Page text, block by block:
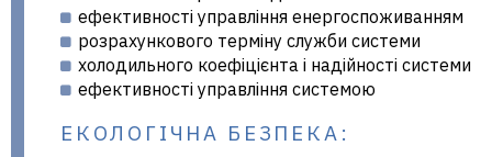
ефективності управління енергоспоживанням
розрахункового терміну служби системи
холодильного коефіцієнта і надійності системи
ефективності управління системою
ЕКОЛОГІЧНА БЕЗПЕКА: